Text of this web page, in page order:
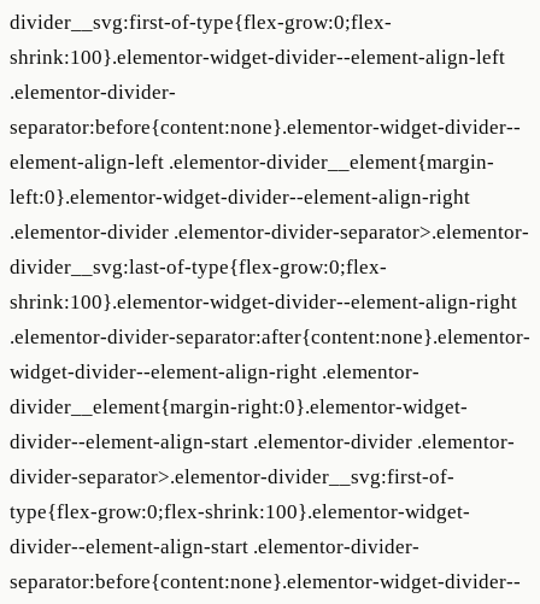
divider__svg:first-of-type{flex-grow:0;flex-
shrink:100}.elementor-widget-divider--element-align-left
.elementor-divider-
separator:before{content:none}.elementor-widget-divider--
element-align-left .elementor-divider__element{margin-
left:0}.elementor-widget-divider--element-align-right
.elementor-divider .elementor-divider-separator>.elementor-
divider__svg:last-of-type{flex-grow:0;flex-
shrink:100}.elementor-widget-divider--element-align-right
.elementor-divider-separator:after{content:none}.elementor-
widget-divider--element-align-right .elementor-
divider__element{margin-right:0}.elementor-widget-
divider--element-align-start .elementor-divider .elementor-
divider-separator>.elementor-divider__svg:first-of-
type{flex-grow:0;flex-shrink:100}.elementor-widget-
divider--element-align-start .elementor-divider-
separator:before{content:none}.elementor-widget-divider--